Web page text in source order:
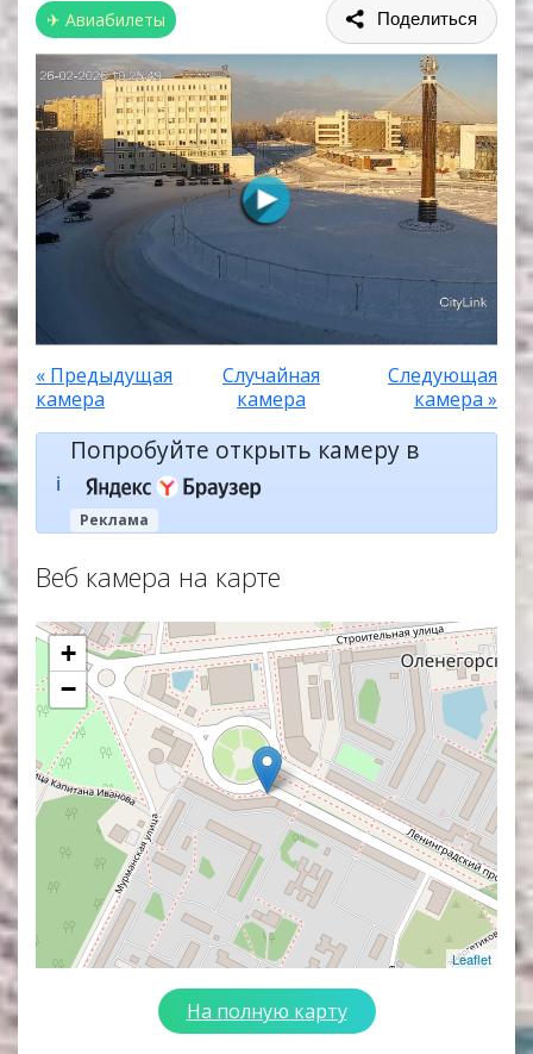
✈ Авиабилеты Поделиться
« Предыдущая
камера
Случайная
камера
Следующая
камера »
ℹ️
Попробуйте открыть камеру в
Реклама
Веб камера на карте
+
−
Leaflet
На полную карту